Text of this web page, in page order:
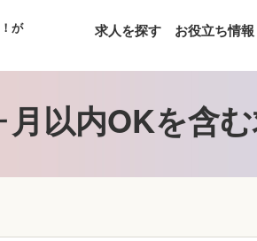
が
求人を探す お役立ち情報
月以内OKを含